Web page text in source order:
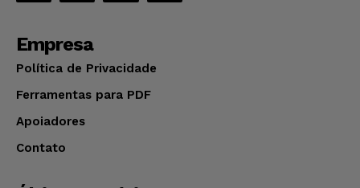
Empresa
Política de Privacidade
Ferramentas para PDF
Apoiadores
Contato